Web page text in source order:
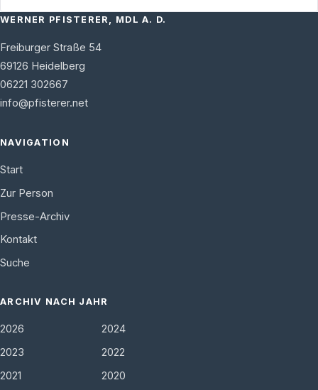
WERNER PFISTERER, MDL A. D.
Freiburger Straße 54
69126 Heidelberg
06221 302667
info@pfisterer.net
NAVIGATION
Start
Zur Person
Presse-Archiv
Kontakt
Suche
ARCHIV NACH JAHR
2026
2024
2023
2022
2021
2020